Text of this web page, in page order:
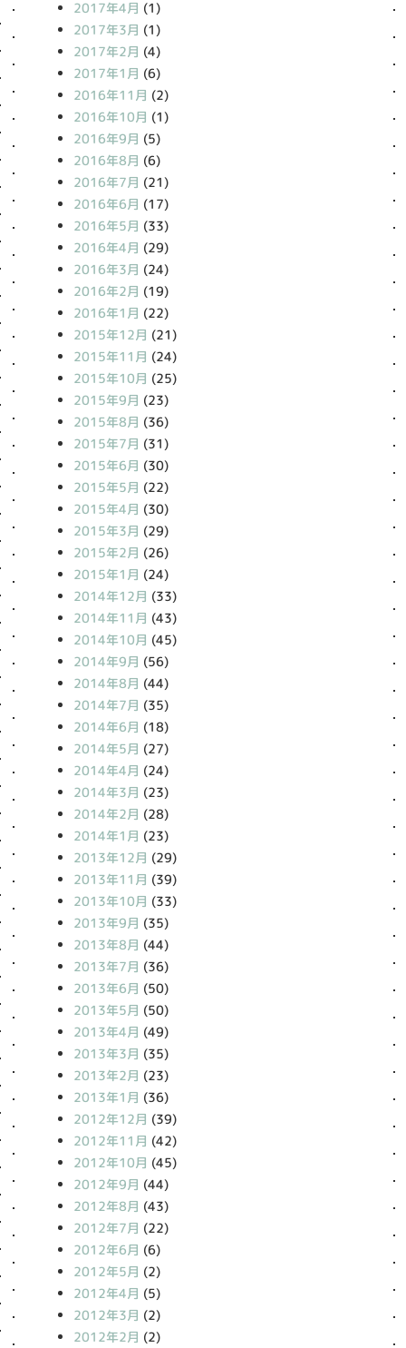
2017年4月 (1)
2017年3月 (1)
2017年2月 (4)
2017年1月 (6)
2016年11月 (2)
2016年10月 (1)
2016年9月 (5)
2016年8月 (6)
2016年7月 (21)
2016年6月 (17)
2016年5月 (33)
2016年4月 (29)
2016年3月 (24)
2016年2月 (19)
2016年1月 (22)
2015年12月 (21)
2015年11月 (24)
2015年10月 (25)
2015年9月 (23)
2015年8月 (36)
2015年7月 (31)
2015年6月 (30)
2015年5月 (22)
2015年4月 (30)
2015年3月 (29)
2015年2月 (26)
2015年1月 (24)
2014年12月 (33)
2014年11月 (43)
2014年10月 (45)
2014年9月 (56)
2014年8月 (44)
2014年7月 (35)
2014年6月 (18)
2014年5月 (27)
2014年4月 (24)
2014年3月 (23)
2014年2月 (28)
2014年1月 (23)
2013年12月 (29)
2013年11月 (39)
2013年10月 (33)
2013年9月 (35)
2013年8月 (44)
2013年7月 (36)
2013年6月 (50)
2013年5月 (50)
2013年4月 (49)
2013年3月 (35)
2013年2月 (23)
2013年1月 (36)
2012年12月 (39)
2012年11月 (42)
2012年10月 (45)
2012年9月 (44)
2012年8月 (43)
2012年7月 (22)
2012年6月 (6)
2012年5月 (2)
2012年4月 (5)
2012年3月 (2)
2012年2月 (2)